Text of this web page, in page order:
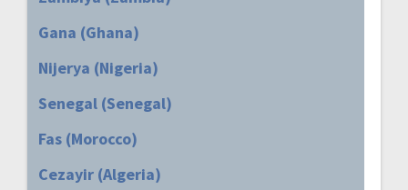
Gana (Ghana)
Nijerya (Nigeria)
Senegal (Senegal)
Fas (Morocco)
Cezayir (Algeria)